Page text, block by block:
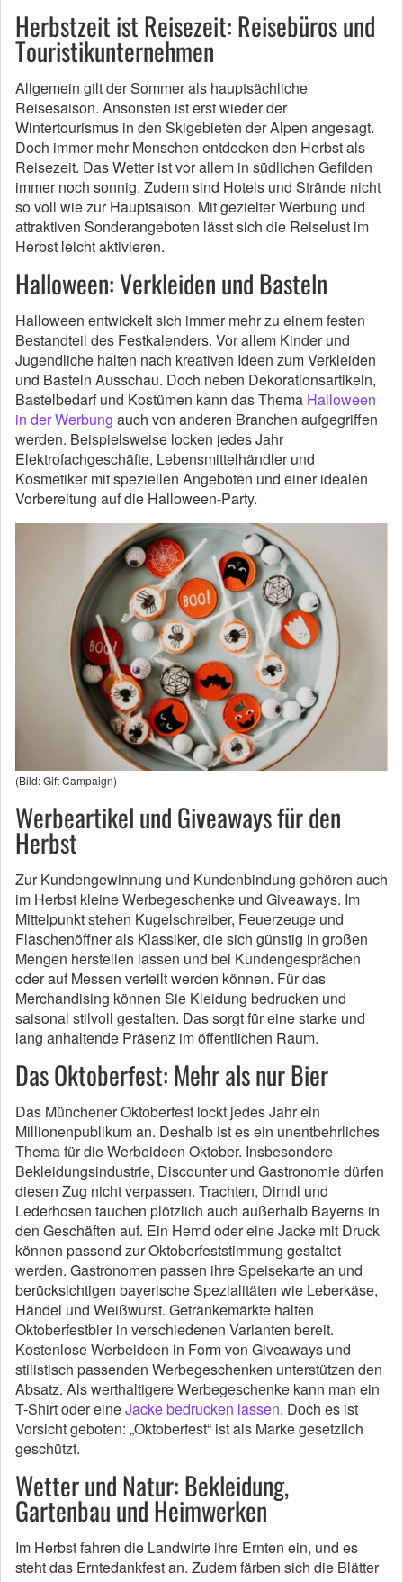
Herbstzeit ist Reisezeit: Reisebüros und
Touristikunternehmen
Allgemein gilt der Sommer als hauptsächliche
Reisesaison. Ansonsten ist erst wieder der
Wintertourismus in den Skigebieten der Alpen angesagt.
Doch immer mehr Menschen entdecken den Herbst als
Reisezeit. Das Wetter ist vor allem in südlichen Gefilden
immer noch sonnig. Zudem sind Hotels und Strände nicht
so voll wie zur Hauptsaison. Mit gezielter Werbung und
attraktiven Sonderangeboten lässt sich die Reiselust im
Herbst leicht aktivieren.
Halloween: Verkleiden und Basteln
Halloween entwickelt sich immer mehr zu einem festen
Bestandteil des Festkalenders. Vor allem Kinder und
Jugendliche halten nach kreativen Ideen zum Verkleiden
und Basteln Ausschau. Doch neben Dekorationsartikeln,
Bastelbedarf und Kostümen kann das Thema Halloween
in der Werbung auch von anderen Branchen aufgegriffen
werden. Beispielsweise locken jedes Jahr
Elektrofachgeschäfte, Lebensmittelhändler und
Kosmetiker mit speziellen Angeboten und einer idealen
Vorbereitung auf die Halloween-Party.
(Bild: Gift Campaign)
Werbeartikel und Giveaways für den
Herbst
Zur Kundengewinnung und Kundenbindung gehören auch
im Herbst kleine Werbegeschenke und Giveaways. Im
Mittelpunkt stehen Kugelschreiber, Feuerzeuge und
Flaschenöffner als Klassiker, die sich günstig in großen
Mengen herstellen lassen und bei Kundengesprächen
oder auf Messen verteilt werden können. Für das
Merchandising können Sie Kleidung bedrucken und
saisonal stilvoll gestalten. Das sorgt für eine starke und
lang anhaltende Präsenz im öffentlichen Raum.
Das Oktoberfest: Mehr als nur Bier
Das Münchener Oktoberfest lockt jedes Jahr ein
Millionenpublikum an. Deshalb ist es ein unentbehrliches
Thema für die Werbeideen Oktober. Insbesondere
Bekleidungsindustrie, Discounter und Gastronomie dürfen
diesen Zug nicht verpassen. Trachten, Dirndl und
Lederhosen tauchen plötzlich auch außerhalb Bayerns in
den Geschäften auf. Ein Hemd oder eine Jacke mit Druck
können passend zur Oktoberfeststimmung gestaltet
werden. Gastronomen passen ihre Speisekarte an und
berücksichtigen bayerische Spezialitäten wie Leberkäse,
Händel und Weißwurst. Getränkemärkte halten
Oktoberfestbier in verschiedenen Varianten bereit.
Kostenlose Werbeideen in Form von Giveaways und
stilistisch passenden Werbegeschenken unterstützen den
Absatz. Als werthaltigere Werbegeschenke kann man ein
T-Shirt oder eineJacke bedrucken lassen. Doch es ist
Vorsicht geboten: „Oktoberfest“ ist als Marke gesetzlich
geschützt.
Wetter und Natur: Bekleidung,
Gartenbau und Heimwerken
Im Herbst fahren die Landwirte ihre Ernten ein, und es
steht das Erntedankfest an. Zudem färben sich die Blätter